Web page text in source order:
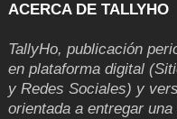
ACERCA DE TALLYHO
TallyHo, publicación
en plataforma digital
y Redes Sociales) y
orientada a entregar